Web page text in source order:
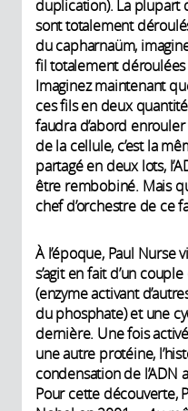
duplication). La plupart
sont totalement
du capharnaüm,
fil totalement
Imaginez maintenant
ces fils en deux
faudra d’abord
de la cellule, c’est la
partagé en deux lots,
être rembobiné. Mais
chef d’orchestre de ce
À l’époque, Paul Nurse
s’agit en fait d’un
(enzyme activant
du phosphate) et une
dernière. Une fois
une autre protéine,
condensation de l’ADN
Pour cette découverte,